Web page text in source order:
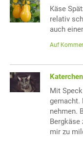
Käse
relativ
auch
Auf
Katerchen
Mit
gemacht.
nehmen.
Bergkäse
mir zu